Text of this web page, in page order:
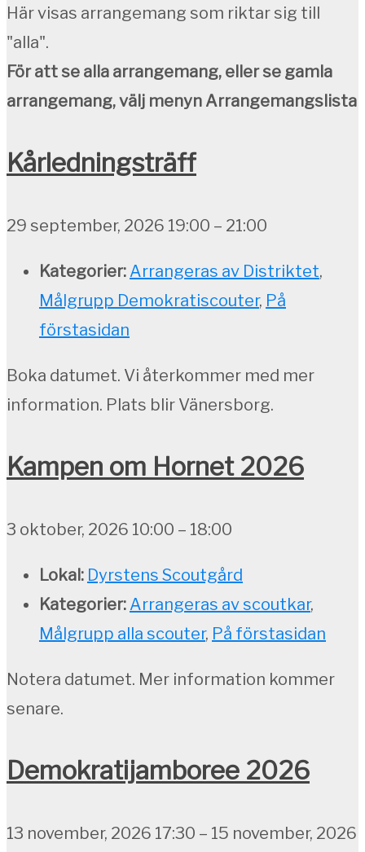
Här visas arrangemang som riktar sig till
"alla".
För att se alla arrangemang, eller se gamla
arrangemang, välj menyn Arrangemangslista
Kårledningsträff
29 september, 2026 19:00 – 21:00
Kategorier: Arrangeras av Distriktet,
Målgrupp Demokratiscouter, På
förstasidan
Boka datumet. Vi återkommer med mer
information. Plats blir Vänersborg.
Kampen om Hornet 2026
3 oktober, 2026 10:00 – 18:00
Lokal: Dyrstens Scoutgård
Kategorier: Arrangeras av scoutkar,
Målgrupp alla scouter, På förstasidan
Notera datumet. Mer information kommer
senare.
Demokratijamboree 2026
13 november, 2026 17:30 – 15 november, 2026